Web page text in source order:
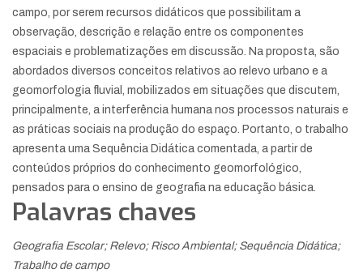
campo, por serem recursos didáticos que possibilitam a
observação, descrição e relação entre os componentes
espaciais e problematizações em discussão. Na proposta, são
abordados diversos conceitos relativos ao relevo urbano e a
geomorfologia fluvial, mobilizados em situações que discutem,
principalmente, a interferência humana nos processos naturais e
as práticas sociais na produção do espaço. Portanto, o trabalho
apresenta uma Sequência Didática comentada, a partir de
conteúdos próprios do conhecimento geomorfológico,
pensados para o ensino de geografia na educação básica.
Palavras chaves
Geografia Escolar; Relevo; Risco Ambiental; Sequência Didática;
Trabalho de campo